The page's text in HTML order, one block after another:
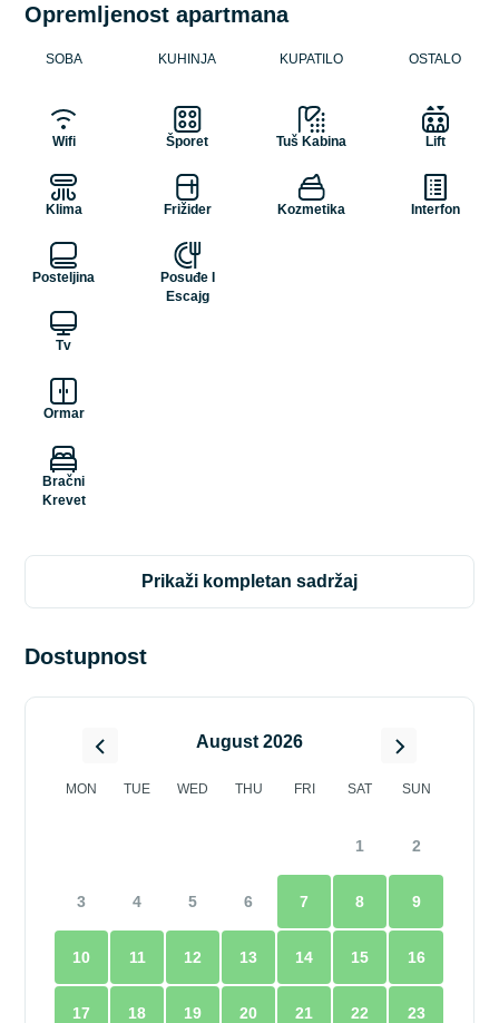
Opremljenost apartmana
SOBA
Wifi
Klima
Posteljina
Tv
Ormar
Bračni
Krevet
KUHINJA
Šporet
Frižider
Posuđe I
Escajg
KUPATILO
Tuš Kabina
Kozmetika
OSTALO
Lift
Interfon
prikaži kompletan sadržaj
Dostupnost
August 2026
MON TUE WED THU FRI SAT SUN
1 2
3 4 5 6 7 8 9
10 11 12 13 14 15 16
17 18 19 20 21 22 23